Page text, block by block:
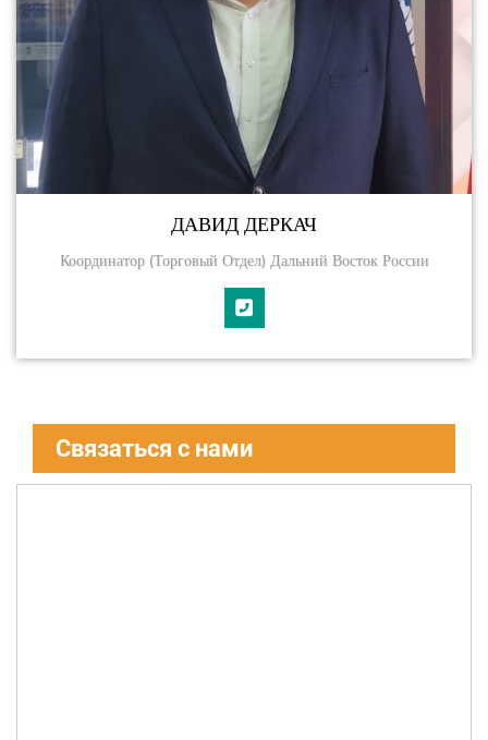
ДАВИД ДЕРКАЧ
Координатор (торговый Отдел) Дальний Восток России
Связаться с нами